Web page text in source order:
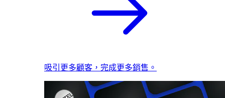
吸引更多顧客，完成更多銷售。